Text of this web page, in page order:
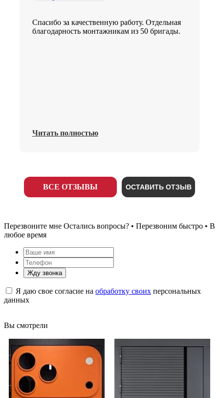
Спасибо за качественную работу. Отдельная
благодарность монтажникам из 50 бригады.
Читать полностью
ВСЕ ОТЗЫВЫ ОСТАВИТЬ ОТЗЫВ
Перезвоните мне Остались вопросы? • Перезвоним быстро • В
любое время
Жду звонка
Я даю свое согласие на обработку своих персональных
данных
Вы смотрели